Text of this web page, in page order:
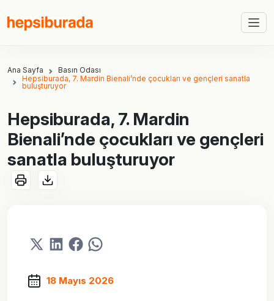
Ana Sayfa
Basın Odası
Hepsiburada, 7. Mardin Bienali’nde çocukları ve gençleri sanatla
buluşturuyor
Hepsiburada, 7. Mardin
Bienali’nde çocukları ve gençleri
sanatla buluşturuyor
18 Mayıs 2026